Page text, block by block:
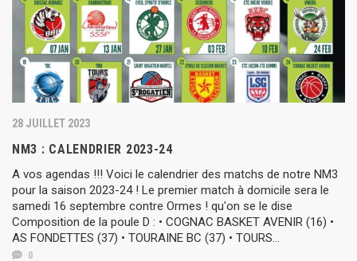
28 JUILLET 2023
NM3 : CALENDRIER 2023-24
A vos agendas !!! Voici le calendrier des matchs de notre NM3
pour la saison 2023-24 ! Le premier match à domicile sera le
samedi 16 septembre contre Ormes ! qu'on se le dise
Composition de la poule D : • COGNAC BASKET AVENIR (16) •
AS FONDETTES (37) • TOURAINE BC (37) • TOURS...
0